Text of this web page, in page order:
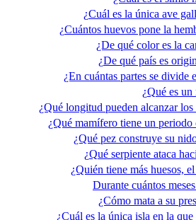
¿Cuál es la única ave
¿Cuántos huevos pone la
¿De qué color es la
¿De qué país es
¿En cuántas partes se divide
¿Qué es un
¿Qué longitud pueden alcanzar
¿Qué mamífero tiene un periodo
¿Qué pez construye su
¿Qué serpiente ataca
¿Quién tiene más huesos,
Durante cuántos
¿Cómo mata a su
¿Cuál es la única isla en la